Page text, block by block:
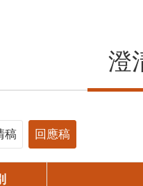
澄
稿 回應稿